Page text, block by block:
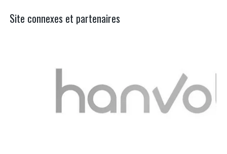
Site connexes et partenaires